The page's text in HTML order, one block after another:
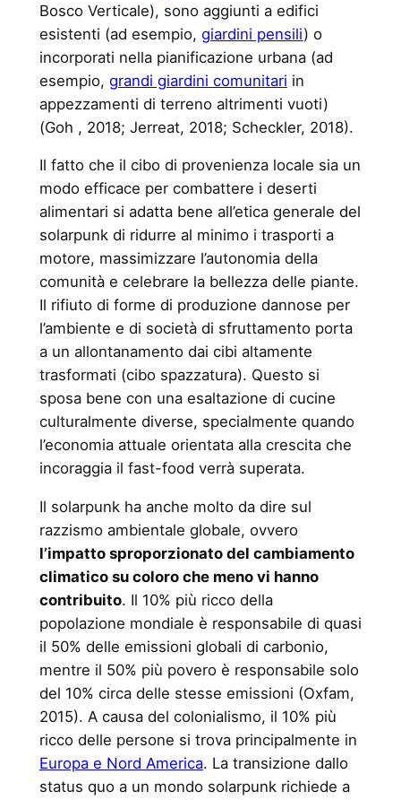
Bosco Verticale), sono aggiunti a edifici
esistenti (ad esempio, giardini pensili) o
incorporati nella pianificazione urbana (ad
esempio, grandi giardini comunitari in
appezzamenti di terreno altrimenti vuoti)
(Goh , 2018; Jerreat, 2018; Scheckler, 2018).
Il fatto che il cibo di provenienza locale sia un
modo efficace per combattere i deserti
alimentari si adatta bene all’etica generale del
solarpunk di ridurre al minimo i trasporti a
motore, massimizzare l’autonomia della
comunità e celebrare la bellezza delle piante.
Il rifiuto di forme di produzione dannose per
l’ambiente e di società di sfruttamento porta
a un allontanamento dai cibi altamente
trasformati (cibo spazzatura). Questo si
sposa bene con una esaltazione di cucine
culturalmente diverse, specialmente quando
l’economia attuale orientata alla crescita che
incoraggia il fast-food verrà superata.
Il solarpunk ha anche molto da dire sul
razzismo ambientale globale, ovvero
l’impatto sproporzionato del cambiamento
climatico su coloro che meno vi hanno
contribuito. Il 10% più ricco della
popolazione mondiale è responsabile di quasi
il 50% delle emissioni globali di carbonio,
mentre il 50% più povero è responsabile solo
del 10% circa delle stesse emissioni (Oxfam,
2015). A causa del colonialismo, il 10% più
ricco delle persone si trova principalmente in
Europa e Nord America. La transizione dallo
status quo a un mondo solarpunk richiede a